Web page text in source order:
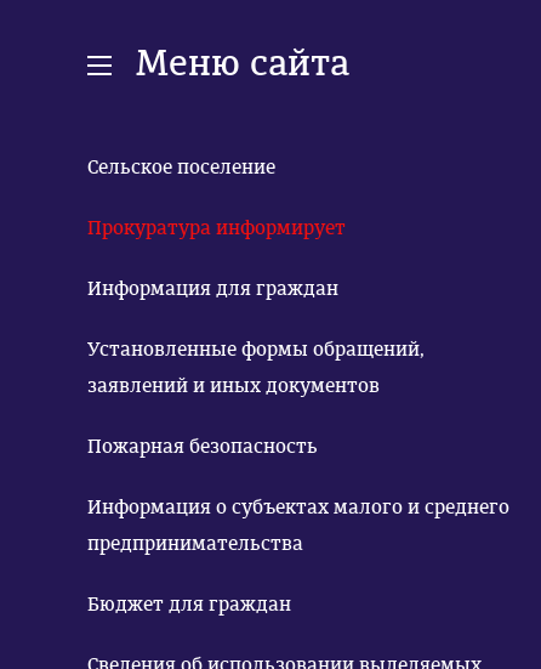
Меню сайта
Сельское поселение
Прокуратура информирует
Информация для граждан
Установленные формы обращений,
заявлений и иных документов
Пожарная безопасность
Информация о субъектах малого и среднего
предпринимательства
Бюджет для граждан